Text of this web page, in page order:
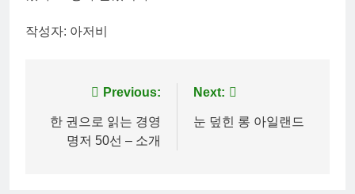
작성자: 아저비
navigation
Previous:
한 권으로 읽는 경영
명저 50선 – 소개
Next:
눈 덮힌 롱 아일랜드